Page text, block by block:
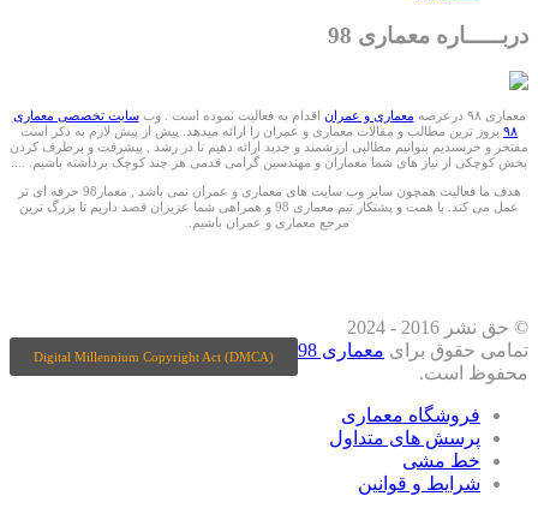
دربـــــاره معماری 98
معماری ۹۸ درعرصه معماری و عمران اقدام به فعالیت نموده است . وبسایت تخصصی معماری
۹۸ بروز ترین مطالب و مقالات معماری و عمران را ارائه میدهد. پیش از پیش لازم به ذکر است
مفتخر و خرسندیم بتوانیم مطالبی ارزشمند و جدید ارائه دهیم تا در رشد , پیشرفت و برطرف کردن
بخش کوچکی از نیاز های شما معماران و مهندسین گرامی قدمی هر چند کوچک برداشته باشیم. ....
هدف ما فعالیت همچون سایر وب سایت های معماری و عمران نمی باشد , معمار98 حرفه ای تر
عمل می کند. با همت و پشتکار تیم معماری 98 و همراهی شما عزیزان قصد داریم تا بزرگ ترین
مرجع معماری و عمران باشیم.
Digital Millennium Copyright Act (DMCA)
© حق نشر 2016 - 2024
تمامی حقوق برای معماری 98
محفوظ است.
فروشگاه معماری
پرسش های متداول
خط مشی
شرایط و قوانین